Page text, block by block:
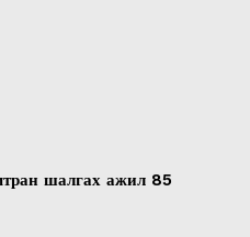
шалгах ажил 85